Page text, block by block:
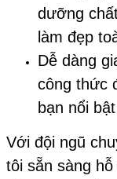
dưỡng
làm đẹp
Dễ dàng
công thức
bạn nổi
Với đội ngũ
tôi sẵn sàng